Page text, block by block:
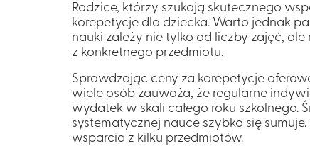
Rodzice, którzy szukają skutecznego
korepetycje dla dziecka. Warto jednak
nauki zależy nie tylko od liczby zajęć,
z konkretnego przedmiotu.
Sprawdzając ceny za korepetycje
wiele osób zauważa, że regularne
wydatek w skali całego roku szkolnego.
systematycznej nauce szybko się
wsparcia z kilku przedmiotów.